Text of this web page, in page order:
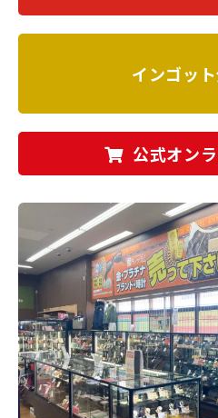
インゴッ
公式オン